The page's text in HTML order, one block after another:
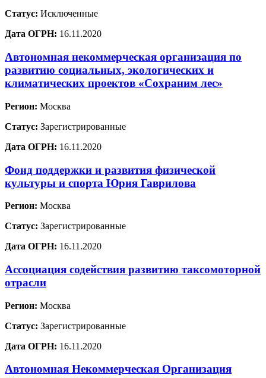
Статус: Исключенные
Дата ОГРН: 16.11.2020
Автономная некоммерческая организация по
развитию социальных, экологических и
климатических проектов «Сохраним лес»
Регион: Москва
Статус: Зарегистрированные
Дата ОГРН: 16.11.2020
Фонд поддержки и развития физической
культуры и спорта Юрия Гаврилова
Регион: Москва
Статус: Зарегистрированные
Дата ОГРН: 16.11.2020
Ассоциация содействия развитию таксомоторной
отрасли
Регион: Москва
Статус: Зарегистрированные
Дата ОГРН: 16.11.2020
Автономная Некоммерческая Организация